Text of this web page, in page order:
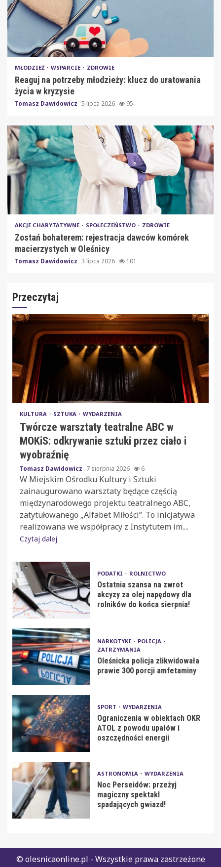
MŁODZIEŻ WSPARCIE ZDROWIE
Reaguj na potrzeby młodzieży: klucz do uratowania
życia w kryzysie
Tomasz Dawidowicz 5 lipca 2026 95
AKCJE CHARYTATYWNE SPOŁECZEŃSTWO ZDROWIE
Zostań bohaterem: rejestracja dawców komórek
macierzystych w Oleśnicy
Tomasz Dawidowicz 3 lipca 2026 101
Przeczytaj
KULTURA SZTUKA WYDARZENIA
Twórcze warsztaty teatralne ABC w
MOKiS: odkrywanie sztuki przez ciało i
wyobraźnię
Tomasz Dawidowicz 7 sierpnia 2026 6
W Miejskim Ośrodku Kultury i Sztuki
zainaugurowano warsztaty będące częścią
międzynarodowego projektu teatralnego ABC,
zatytułowanego „Alfabet Miłości”. To inicjatywa
realizowana we współpracy z Instytutem im....
Czytaj dalej
PODATKI ROLNICTWO
Ostatnia szansa na zwrot
akcyzy za olej napędowy dla
rolników do końca sierpnia!
NARKOTYKI
POLICJA
ZATRZYMANIA
Oleśnicka policja zlikwidowała
prawie 300 porcji amfetaminy
SPORT WYDARZENIA
Ograniczenia w obiektach OKR
ATOL z powodu upałów i
oszczędności energii
ASTRONOMIA WYDARZENIA
Noc Perseidów: przeżyj
magiczny spektakl
spadających gwiazd!
© olesnicaonline.pl - Wszystkie prawa zastrzeżone